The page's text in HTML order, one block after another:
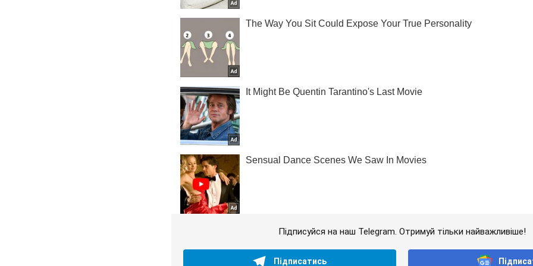
Підписуйся на наш Telegram. Отримуй тільки найважливіше!
Підписатись